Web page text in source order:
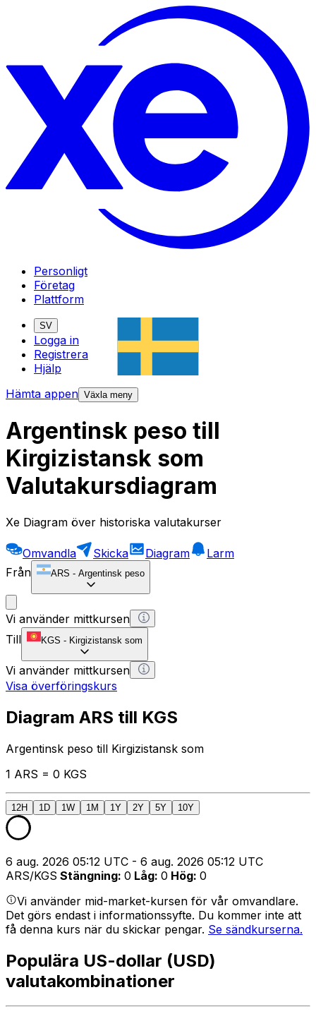
Personligt
Företag
Plattform
SV
Logga in
Registrera
Hjälp
Hämta appen Växla meny
Argentinsk peso till
Kirgizistansk som
Valutakursdiagram
Xe Diagram över historiska valutakurser
Omvandla Skicka Diagram
Larm
Från
ARS - Argentinsk peso
Vi använder mittkursen
Till
KGS - Kirgizistansk som
Vi använder mittkursen
Visa överföringskurs
Diagram ARS till KGS
Argentinsk peso till Kirgizistansk som
1 ARS = 0 KGS
12H 1D 1W 1M 1Y 2Y 5Y 10Y
6 aug. 2026 05:12 UTC - 6 aug. 2026 05:12 UTC
ARS/KGS Stängning: 0 Låg: 0 Hög: 0
Vi använder mid-market-kursen för vår omvandlare.
Det görs endast i informationssyfte. Du kommer inte att
få denna kurs när du skickar pengar. Se sändkurserna.
Populära US-dollar (USD)
valutakombinationer